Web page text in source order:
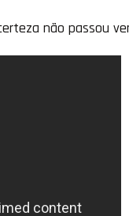
não passou